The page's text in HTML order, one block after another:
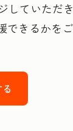
していただ
きるかをご